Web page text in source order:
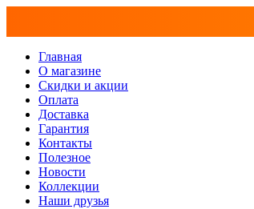
Главная
О магазине
Скидки и акции
Оплата
Доставка
Гарантия
Контакты
Полезное
Новости
Коллекции
Наши друзья